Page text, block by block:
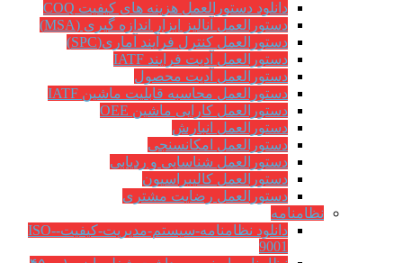
دانلود دستورالعمل هزینه های کیفیت COQ
دستورالعمل آنالیز ابزار اندازه گیری (MSA)
دستورالعمل کنترل فرآیند آماری(SPC)
دستورالعمل آدیت فرایند IATF
دستورالعمل آدیت محصول
دستورالعمل محاسبه قابلیت ماشین IATF
دستورالعمل کارایی ماشین OEE
دستورالعمل انبارش
دستورالعمل امکانسنجی
دستورالعمل شناسایی و ردیابی
دستورالعمل کالیبراسیون
دستورالعمل رضایت مشتری
نظامنامه
دانلود نظامنامه-سیستم-مدیریت-کیفیت-ISO-
9001